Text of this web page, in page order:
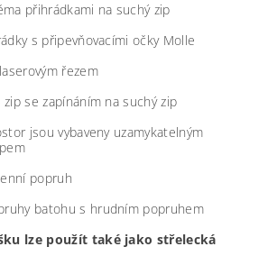
přihrádkami na suchý zip
s připevňovacími očky Molle
řezem
se zapínáním na suchý zip
jsou vybaveny uzamykatelným
popruh
batohu s hrudním popruhem
lze použít také jako střelecká